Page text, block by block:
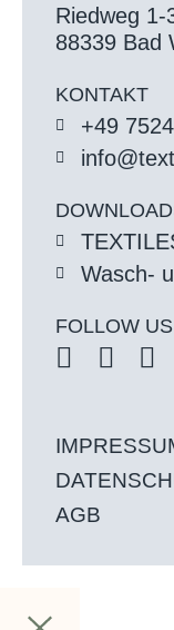
Riedweg 1-
88339 Bad
KONTAKT
+49
Wasch-
FOLLOW US
AGB